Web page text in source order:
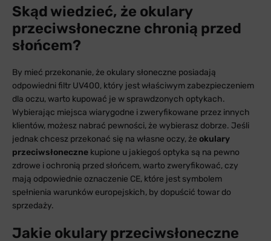
Skąd wiedzieć, że okulary
przeciwsłoneczne chronią przed
słońcem?
By mieć przekonanie, że okulary słoneczne posiadają
odpowiedni filtr UV400, który jest właściwym zabezpieczeniem
dla oczu, warto kupować je w sprawdzonych optykach.
Wybierając miejsca wiarygodne i zweryfikowane przez innych
klientów, możesz nabrać pewności, że wybierasz dobrze. Jeśli
jednak chcesz przekonać się na własne oczy, że okulary
przeciwsłoneczne kupione u jakiegoś optyka są na pewno
zdrowe i ochronią przed słońcem, warto zweryfikować, czy
mają odpowiednie oznaczenie CE, które jest symbolem
spełnienia warunków europejskich, by dopuścić towar do
sprzedaży.
Jakie okulary przeciwsłoneczne